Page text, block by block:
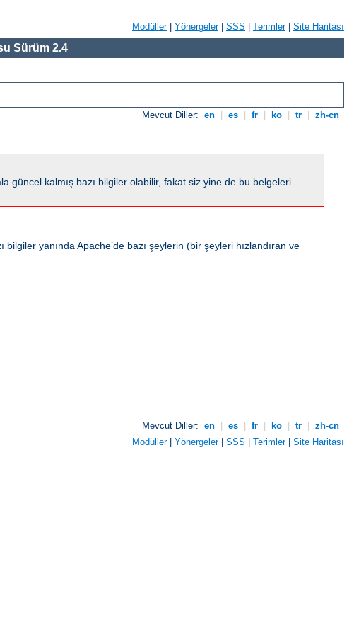
Modüller| Yönergeler| SSS Terimler| Site Haritası
Sürüm 2.4
Mevcut Diller: en es fr ko tr zh-cn
güncel kalmış bazı bilgiler olabilir, fakat siz yine de bu belgeleri
yanında Apache’de bazı şeylerin (bir şeyleri hızlandıran ve
Mevcut Diller: en es fr ko tr
zh-cn
Modüller| Yönergeler| SSS | Terimler| Site Haritası